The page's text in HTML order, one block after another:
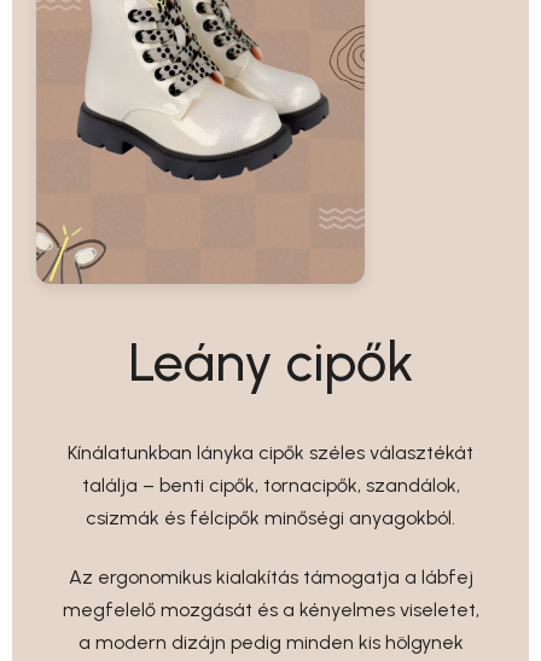
Leány cipők
Kínálatunkban lányka cipők széles választékát
találja – benti cipők, tornacipők, szandálok,
csizmák és félcipők minőségi anyagokból.
Az ergonomikus kialakítás támogatja a lábfej
megfelelő mozgását és a kényelmes viseletet,
a modern dizájn pedig minden kis hölgynek